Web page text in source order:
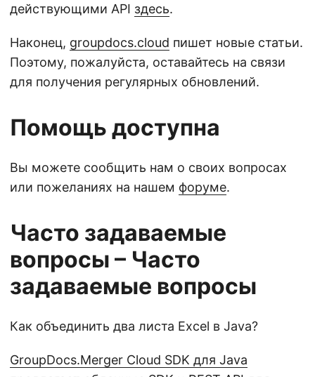
действующими API здесь.
Наконец, groupdocs.cloud пишет новые статьи.
Поэтому, пожалуйста, оставайтесь на связи
для получения регулярных обновлений.
Помощь доступна
Вы можете сообщить нам о своих вопросах
или пожеланиях на нашем форуме.
Часто задаваемые
вопросы – Часто
задаваемые вопросы
Как объединить два листа Excel в Java?
GroupDocs.Merger Cloud SDK для Java